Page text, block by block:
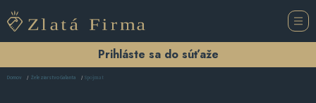
Prihláste sa do súťaže
Domov Železiarstvo Galanta Spojmat